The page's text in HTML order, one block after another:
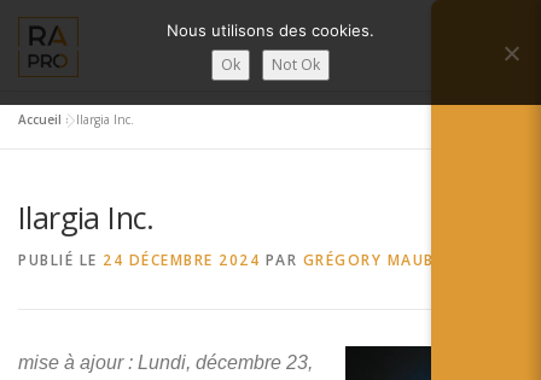
contenu
Menu
SERVICES RA’PRO
Accueil »Ilargia Inc.
Ilargia Inc.
PUBLIÉ LE 24 DÉCEMBRE 2024 PAR GRÉGORY MAUBON
mise à ajour : Lundi, décembre 23,
Nous utilisons des cookies.
Ok Not Ok